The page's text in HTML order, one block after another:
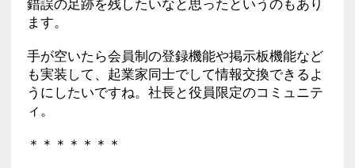
ます。
手が空いたら会員制の登録機能や掲示板機能など
も実装して、起業家同士でして情報交換できるよ
うにしたいですね。社長と役員限定のコミュニテ
ィ。
＊＊＊＊＊＊＊